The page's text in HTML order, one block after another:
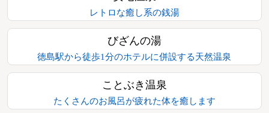
レトロな癒し系の銭湯
びざんの湯
徳島駅から徒歩1分のホテルに併設する天然温泉
ことぶき温泉
たくさんのお風呂が疲れた体を癒します